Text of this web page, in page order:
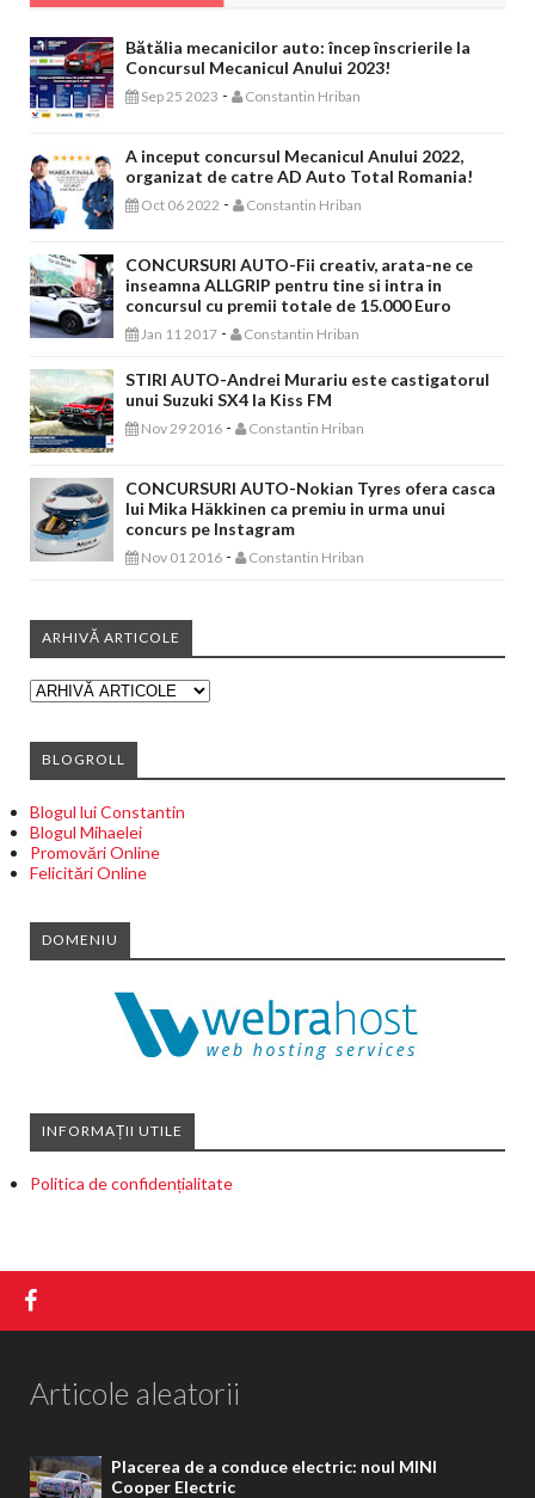
Bătălia mecanicilor auto: încep înscrierile la
Concursul Mecanicul Anului 2023!
Sep 25 2023 - Constantin Hriban
A inceput concursul Mecanicul Anului 2022,
organizat de catre AD Auto Total Romania!
Oct 06 2022 - Constantin Hriban
CONCURSURI AUTO-Fii creativ, arata-ne ce
inseamna ALLGRIP pentru tine si intra in
concursul cu premii totale de 15.000 Euro
Jan 11 2017 - Constantin Hriban
STIRI AUTO-Andrei Murariu este castigatorul
unui Suzuki SX4 la Kiss FM
Nov 29 2016 - Constantin Hriban
CONCURSURI AUTO-Nokian Tyres ofera casca
lui Mika Häkkinen ca premiu in urma unui
concurs pe Instagram
Nov 01 2016 - Constantin Hriban
ARHIVĂ ARTICOLE
BLOGROLL
Blogul lui Constantin
Blogul Mihaelei
Promovări Online
Felicitări Online
DOMENIU
INFORMAȚII UTILE
Politica de confidențialitate
Articole aleatorii
Placerea de a conduce electric: noul MINI
Cooper Electric